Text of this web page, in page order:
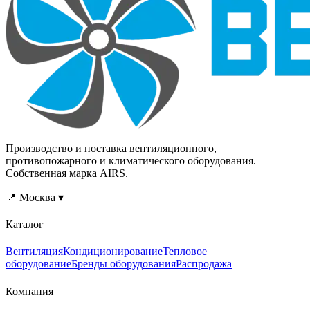
Производство и поставка вентиляционного,
противопожарного и климатического оборудования.
Собственная марка AIRS.
📍 Москва ▾
Каталог
ВентиляцияКондиционированиеТепловое
оборудованиеБренды оборудованияРаспродажа
Компания